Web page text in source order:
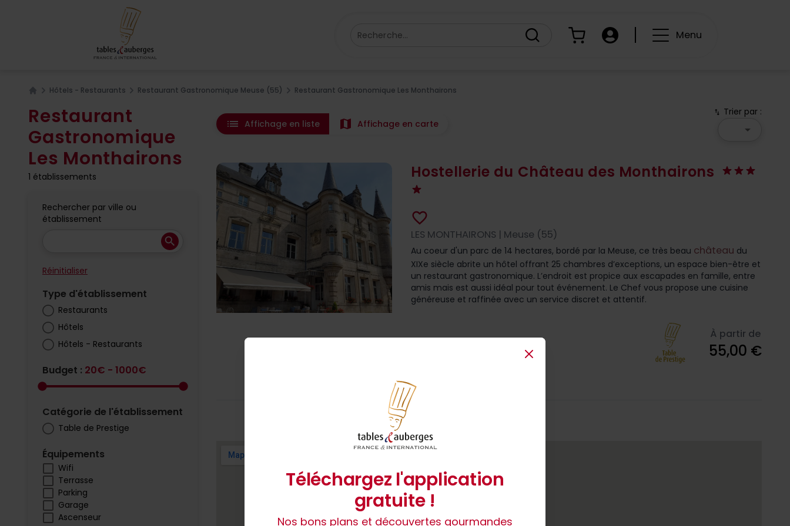
Recherche... Panier Compte Menu
Hôtels - Restaurants Restaurant Gastronomique Meuse (55) Restaurant Gastronomique Les Monthairons
Restaurant
Gastronomique
Les Monthairons
1 établissements
Rechercher par ville ou
établissement
search
Réinitialiser
Type d'établissement
Restaurants
Hôtels
Hôtels - Restaurants
Budget : 20€ - 1000€
Catégorie de l'établissement
Table de Prestige
Équipements
Wifi
Terrasse
Parking
Garage
Ascenseur
list Affichage en liste map Affichage en carte
swap_vert Trier par :
arrow_drop_down
Hostellerie du Château des Monthairons
favorite_border
LES MONTHAIRONS | Meuse (55)
Au coeur d'un parc de 14 hectares, bordé par la Meuse, ce très beau château du
XIXe siècle abrite un hôtel offrant 25 chambres d’exceptions, un espace bien-être et
un restaurant gastronomique. L’endroit est propice aux escapades en famille, entre
amis mais est aussi idéal pour tout événement. Le Chef vous propose une cuisine
généreuse et raffinée avec un service discret et attentif.
À partir de
55,00 €
Close
Téléchargez l'application
gratuite !
Nos bons plans et découvertes gourmandes